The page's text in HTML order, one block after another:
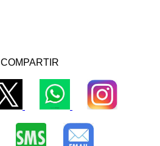
COMPARTIR